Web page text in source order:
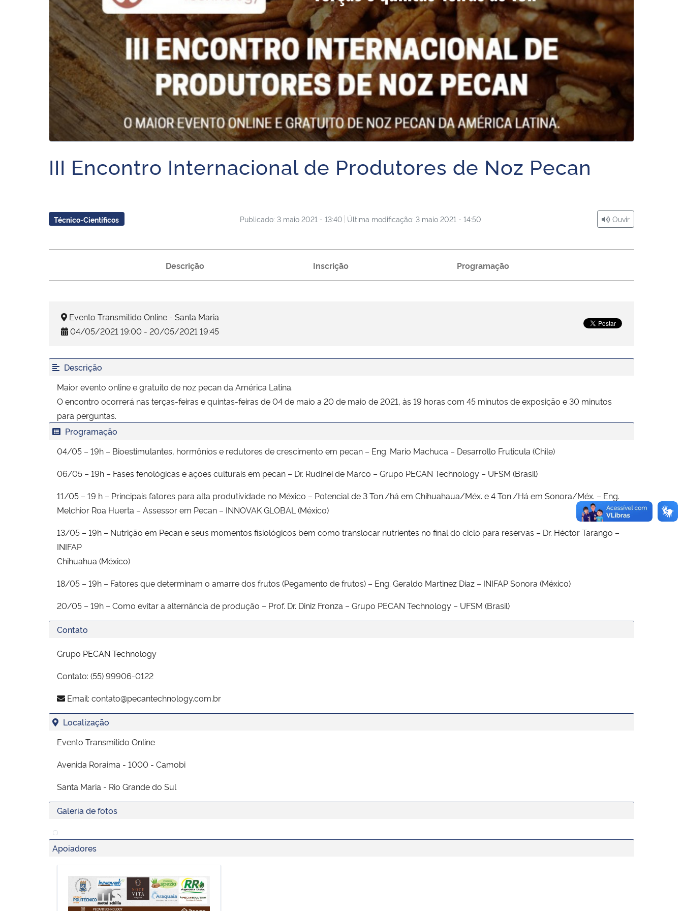
III Encontro Internacional de Produtores de Noz Pecan
Técnico-Científicos Publicado: 3 maio 2021 - 13:40 Última modificação: 3 maio 2021 - 14:50 Ouvir
Descrição Inscrição Programação
Evento Transmitido Online - Santa Maria
04/05/2021 19:00 - 20/05/2021 19:45
Descrição
Maior evento online e gratuito de noz pecan da América Latina.
O encontro ocorrerá nas terças-feiras e quintas-feiras de 04 de maio a 20 de maio de 2021, às 19 horas com 45 minutos de exposição e 30 minutos
para perguntas.
Programação
04/05 – 19h – Bioestimulantes, hormônios e redutores de crescimento em pecan – Eng. Mario Machuca – Desarrollo Fruticula (Chile)
06/05 – 19h – Fases fenológicas e ações culturais em pecan – Dr. Rudinei de Marco – Grupo PECAN Technology – UFSM (Brasil)
11/05 – 19 h – Principais fatores para alta produtividade no México – Potencial de 3 Ton./há em Chihuahaua/Méx. e 4 Ton./Há em Sonora/Méx. – Eng.
Melchior Roa Huerta – Assessor em Pecan – INNOVAK GLOBAL (México)
13/05 – 19h – Nutrição em Pecan e seus momentos fisiológicos bem como translocar nutrientes no final do ciclo para reservas – Dr. Héctor Tarango –
INIFAP
Chihuahua (México)
18/05 – 19h – Fatores que determinam o amarre dos frutos (Pegamento de frutos) – Eng. Geraldo Martinez Diaz – INIFAP Sonora (México)
20/05 – 19h – Como evitar a alternância de produção – Prof. Dr. Diniz Fronza – Grupo PECAN Technology – UFSM (Brasil)
Contato
Grupo PECAN Technology
Contato: (55) 99906-0122
Email: contato@pecantechnology.com.br
Localização
Evento Transmitido Online
Avenida Roraima - 1000 - Camobi
Santa Maria - Rio Grande do Sul
Galeria de fotos
Apoiadores